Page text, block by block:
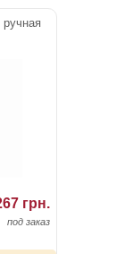
грн.
под заказ